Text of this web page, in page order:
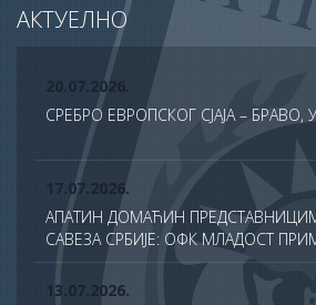
АКТУЕЛНО
ОДОБРЕНО ЈОШ 20 МИЛИОНА
РАДОВА НА БУДУЋЕМ МУЗЕЈУ
20.07.2026.
СРЕБРО ЕВРОПСКОГ СЈАЈА – БРАВО,
17.07.2026.
АПАТИН ДОМАЋИН
САВЕЗА СРБИЈЕ: ОФК МЛАДОСТ
ПРАКСЕ У ТДС ПРОГРАМУ
13.07.2026.